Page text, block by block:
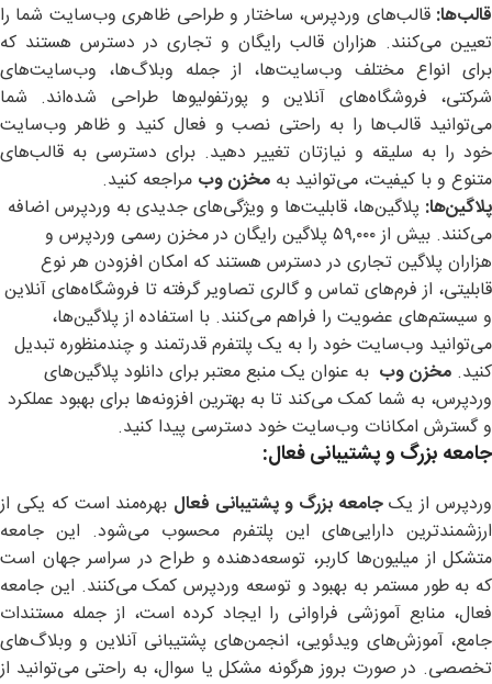
قالب‌ها: قالب‌های وردپرس، ساختار و طراحی ظاهری وب‌سایت شما را
تعیین می‌کنند. هزاران قالب رایگان و تجاری در دسترس هستند که
برای انواع مختلف وب‌سایت‌ها، از جمله وبلاگ‌ها، وب‌سایت‌های
شرکتی، فروشگاه‌های آنلاین و پورتفولیوها طراحی شده‌اند. شما
می‌توانید قالب‌ها را به راحتی نصب و فعال کنید و ظاهر وب‌سایت
خود را به سلیقه و نیازتان تغییر دهید. برای دسترسی به قالب‌های
متنوع و با کیفیت، می‌توانید به مخزن وب مراجعه کنید.
پلاگین‌ها: پلاگین‌ها، قابلیت‌ها و ویژگی‌های جدیدی به وردپرس اضافه
می‌کنند. بیش از ۵۹,۰۰۰ پلاگین رایگان در مخزن رسمی وردپرس و
هزاران پلاگین تجاری در دسترس هستند که امکان افزودن هر نوع
قابلیتی، از فرم‌های تماس و گالری تصاویر گرفته تا فروشگاه‌های آنلاین
و سیستم‌های عضویت را فراهم می‌کنند. با استفاده از پلاگین‌ها،
می‌توانید وب‌سایت خود را به یک پلتفرم قدرتمند و چندمنظوره تبدیل
کنید. مخزن وب به عنوان یک منبع معتبر برای دانلود پلاگین‌های
وردپرس، به شما کمک می‌کند تا به بهترین افزونه‌ها برای بهبود عملکرد
و گسترش امکانات وب‌سایت خود دسترسی پیدا کنید.
جامعه بزرگ و پشتیبانی فعال:
وردپرس از یکجامعه بزرگ و پشتیبانی فعال بهره‌مند است که یکی از
ارزشمندترین دارایی‌های این پلتفرم محسوب می‌شود. این جامعه
متشکل از میلیون‌ها کاربر، توسعه‌دهنده و طراح در سراسر جهان است
که به طور مستمر به بهبود و توسعه وردپرس کمک می‌کنند. این جامعه
فعال، منابع آموزشی فراوانی را ایجاد کرده است، از جمله مستندات
جامع، آموزش‌های ویدئویی، انجمن‌های پشتیبانی آنلاین و وبلاگ‌های
تخصصی. در صورت بروز هرگونه مشکل یا سوال، به راحتی می‌توانید از